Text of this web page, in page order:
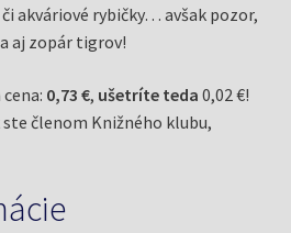
akváriové rybičky… avšak pozor,
aj zopár tigrov!
0,73 €, ušetríte teda 0,02 €!
ste členom Knižného klubu,